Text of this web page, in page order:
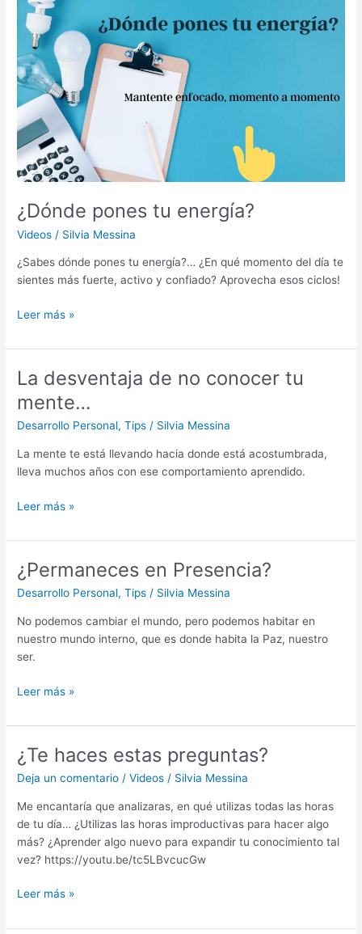
¿Dónde pones tu energía?
Videos / Silvia Messina
¿Sabes dónde pones tu energía?… ¿En qué momento del día te
sientes más fuerte, activo y confiado? Aprovecha esos ciclos!
¿Dónde
pones
energía?
Leer más »
La desventaja de no conocer tu
mente…
Desarrollo Personal,Tips / Silvia Messina
La mente te está llevando hacia donde está acostumbrada,
lleva muchos años con ese comportamiento aprendido.
La
de
no
Leer más »
¿Permaneces en Presencia?
Desarrollo Personal,Tips / Silvia Messina
No podemos cambiar el mundo, pero podemos habitar en
nuestro mundo interno, que es donde habita la Paz, nuestro
ser.
¿Permaneces
en
Presencia?
Leer más »
¿Te haces estas preguntas?
Deja un comentario /Videos / Silvia Messina
Me encantaría que analizaras, en qué utilizas todas las horas
de tu día… ¿Utilizas las horas improductivas para hacer algo
más? ¿Aprender algo nuevo para expandir tu conocimiento tal
vez? https://youtu.be/tc5LBvcucGw
¿Te
haces
estas
preguntas?
Leer más »